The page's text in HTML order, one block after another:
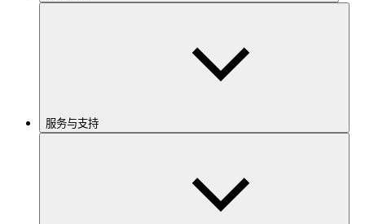
服务与支持